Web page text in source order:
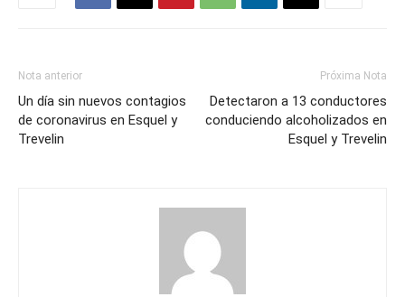
Nota anterior
Un día sin nuevos contagios
de coronavirus en Esquel y
Trevelin
Próxima Nota
Detectaron a 13 conductores
conduciendo alcoholizados en
Esquel y Trevelin